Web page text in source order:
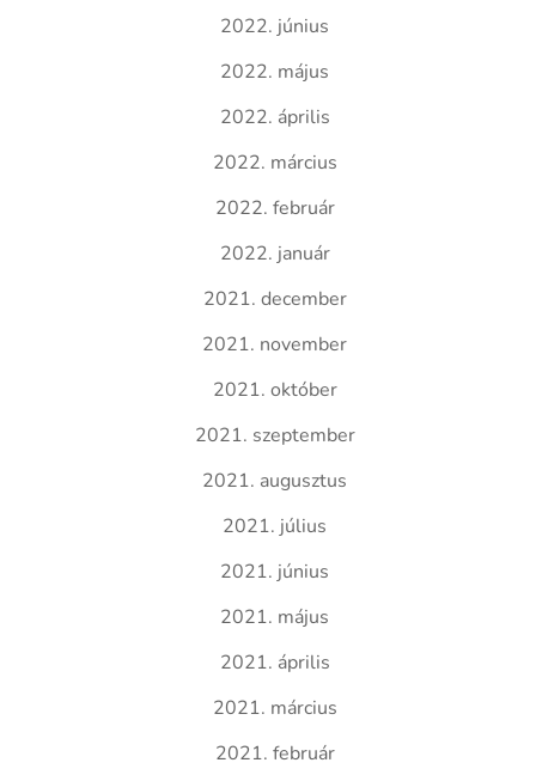
2022. június
2022. május
2022. április
2022. március
2022. február
2022. január
2021. december
2021. november
2021. október
2021. szeptember
2021. augusztus
2021. július
2021. június
2021. május
2021. április
2021. március
2021. február